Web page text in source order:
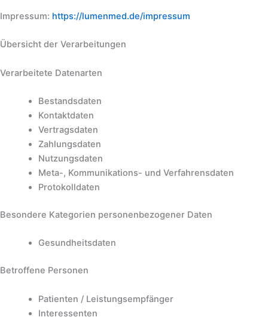
Impressum: https://lumenmed.de/impressum
Übersicht der Verarbeitungen
Verarbeitete Datenarten
Bestandsdaten
Kontaktdaten
Vertragsdaten
Zahlungsdaten
Nutzungsdaten
Meta-, Kommunikations- und Verfahrensdaten
Protokolldaten
Besondere Kategorien personenbezogener Daten
Gesundheitsdaten
Betroffene Personen
Patienten / Leistungsempfänger
Interessenten